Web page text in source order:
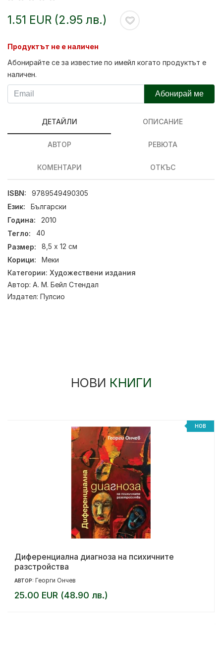
1.51 EUR (2.95 лв.)
Продуктът не е наличен
Абонирайте се за известие по имейл когато продуктът е
наличен.
Абонирай ме
ДЕТАЙЛИ ОПИСАНИЕ
АВТОР РЕВЮТА
КОМЕНТАРИ ОТКЪС
ISBN:
9789549490305
Език:
Български
Година:
2010
Тегло:
40
Размер:
8,5 х 12 см
Корици:
Меки
Категории: Художествени издания
Автор: А. М. Бейл Стендал
Издател: Пулсио
НОВИ КНИГИ
НОВ
Диференциална диагноза на психичните
разстройства
АВТОР: Георги Ончев
25.00 EUR (48.90 лв.)